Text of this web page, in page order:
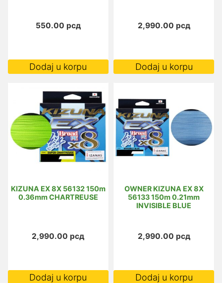
550.00 рсд
Dodaj u korpu
2,990.00 рсд
Dodaj u korpu
KIZUNA EX 8X 56132 150m
0.36mm CHARTREUSE
2,990.00 рсд
Dodaj u korpu
OWNER KIZUNA EX 8X
56133 150m 0.21mm
INVISIBLE BLUE
2,990.00 рсд
Dodaj u korpu